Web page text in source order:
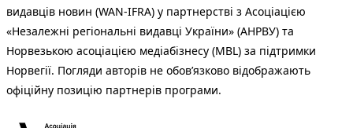
видавців новин (WAN-IFRA) у партнерстві з Асоціацією
«Незалежні регіональні видавці України» (АНРВУ) та
Норвезькою асоціацією медіабізнесу (MBL) за підтримки
Норвегії. Погляди авторів не обов’язково відображають
офіційну позицію партнерів програми.